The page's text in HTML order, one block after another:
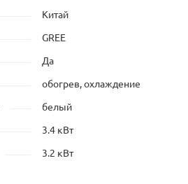
Китай
GREE
Да
обогрев, охлаждение
белый
3.4 кВт
3.2 кВт